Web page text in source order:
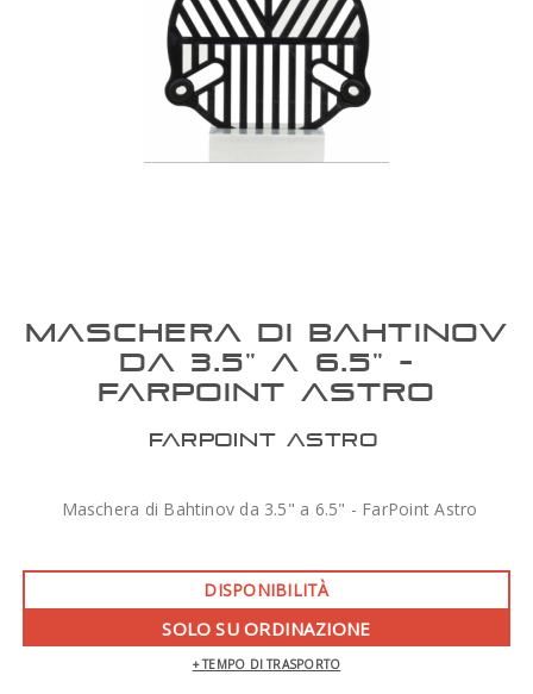
MASCHERA DI BAHTINOV
DA 3.5" A 6.5" -
FARPOINT ASTRO
FARPOINT ASTRO
Maschera di Bahtinov da 3.5" a 6.5" - FarPoint Astro
DISPONIBILITÀ
SOLO SU ORDINAZIONE
+ TEMPO DI TRASPORTO